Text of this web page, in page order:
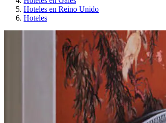
Hoteles en Reino Unido
Hoteles